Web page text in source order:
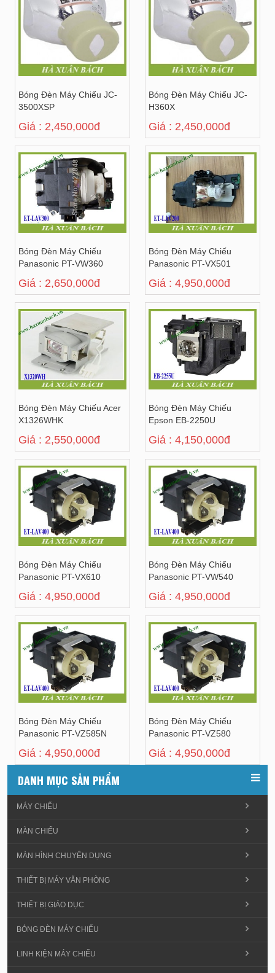
Bóng Đèn Máy Chiếu JC-
3500XSP
Giá : 2,450,000đ
Bóng Đèn Máy Chiếu JC-
H360X
Giá : 2,450,000đ
Bóng Đèn Máy Chiếu
Panasonic PT-VW360
Giá : 2,650,000đ
Bóng Đèn Máy Chiếu
Panasonic PT-VX501
Giá : 4,950,000đ
Bóng Đèn Máy Chiếu Acer
X1326WHK
Giá : 2,550,000đ
Bóng Đèn Máy Chiếu
Epson EB-2250U
Giá : 4,150,000đ
Bóng Đèn Máy Chiếu
Panasonic PT-VX610
Giá : 4,950,000đ
Bóng Đèn Máy Chiếu
Panasonic PT-VW540
Giá : 4,950,000đ
Bóng Đèn Máy Chiếu
Panasonic PT-VZ585N
Giá : 4,950,000đ
Bóng Đèn Máy Chiếu
Panasonic PT-VZ580
Giá : 4,950,000đ
DANH MỤC SẢN PHẨM
MÁY CHIẾU
MÀN CHIẾU
MÀN HÌNH CHUYÊN DỤNG
THIẾT BỊ MÁY VĂN PHÒNG
THIẾT BỊ GIÁO DỤC
BÓNG ĐÈN MÁY CHIẾU
LINH KIỆN MÁY CHIẾU